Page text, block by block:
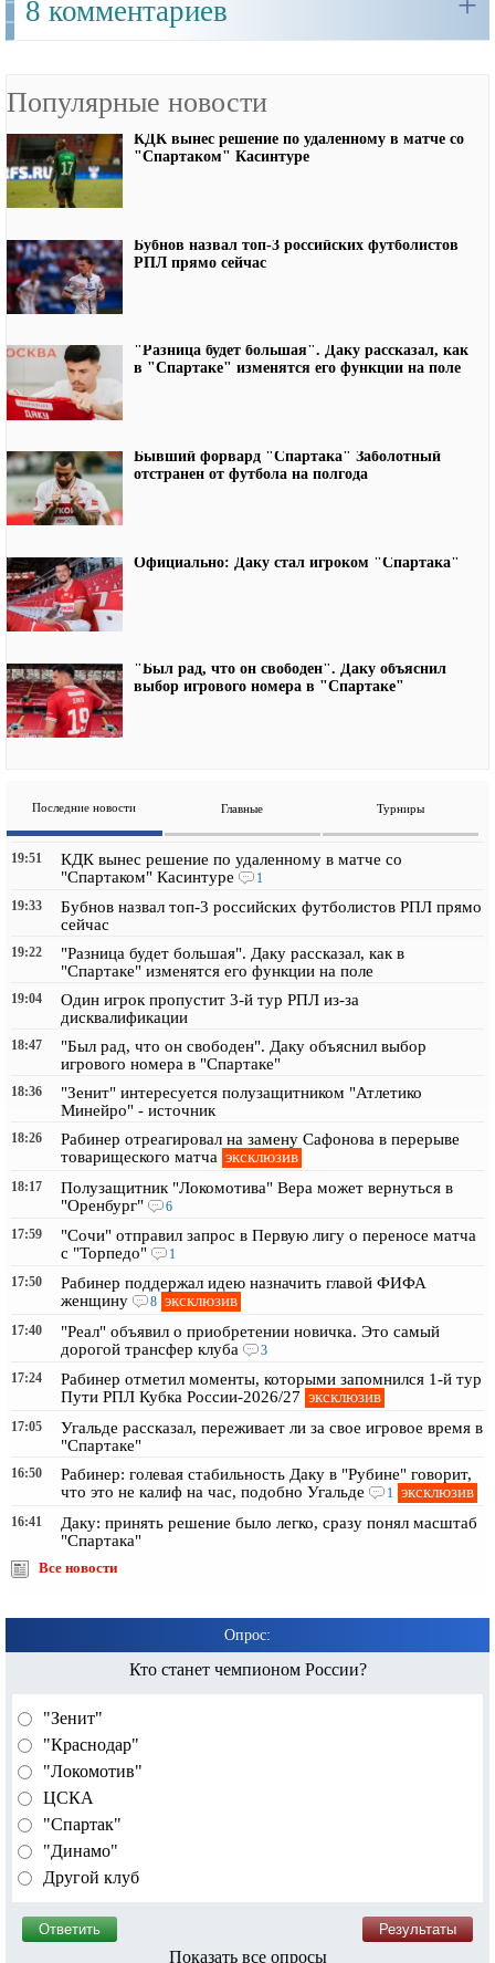
8 комментариев
Популярные новости
КДК вынес решение по удаленному в матче со
"Спартаком" Касинтуре
Бубнов назвал топ-3 российских футболистов
РПЛ прямо сейчас
"Разница будет большая". Даку рассказал, как
в "Спартаке" изменятся его функции на поле
Бывший форвард "Спартака" Заболотный
отстранен от футбола на полгода
Официально: Даку стал игроком "Спартака"
"Был рад, что он свободен". Даку объяснил
выбор игрового номера в "Спартаке"
Последние новости Главные Турниры
19:51
КДК вынес решение по удаленному в матче со
"Спартаком" Касинтуре
1
19:33
Бубнов назвал топ-3 российских футболистов РПЛ прямо
сейчас
19:22
"Разница будет большая". Даку рассказал, как в
"Спартаке" изменятся его функции на поле
19:04
Один игрок пропустит 3-й тур РПЛ из-за
дисквалификации
18:47
"Был рад, что он свободен". Даку объяснил выбор
игрового номера в "Спартаке"
18:36
"Зенит" интересуется полузащитником "Атлетико
Минейро" - источник
18:26
Рабинер отреагировал на замену Сафонова в перерыве
товарищеского матча эксклюзив
18:17
Полузащитник "Локомотива" Вера может вернуться в
"Оренбург"
6
17:59
"Сочи" отправил запрос в Первую лигу о переносе матча
с "Торпедо"
1
17:50
Рабинер поддержал идею назначить главой ФИФА
женщину
8 эксклюзив
17:40
"Реал" объявил о приобретении новичка. Это самый
дорогой трансфер клуба
3
17:24
Рабинер отметил моменты, которыми запомнился 1-й тур
Пути РПЛ Кубка России-2026/27 эксклюзив
17:05
Угальде рассказал, переживает ли за свое игровое время в
"Спартаке"
16:50
Рабинер: голевая стабильность Даку в "Рубине" говорит,
что это не калиф на час, подобно Угальде
1 эксклюзив
16:41
Даку: принять решение было легко, сразу понял масштаб
"Спартака"
Все новости
Опрос:
Кто станет чемпионом России?
"Зенит"
"Краснодар"
"Локомотив"
ЦСКА
"Спартак"
"Динамо"
Другой клуб
Показать все опросы